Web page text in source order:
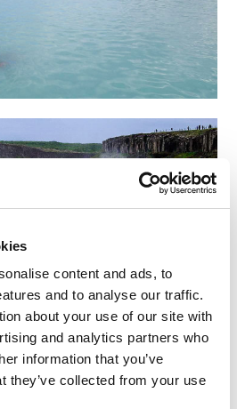
content and ads, to
and to analyse our traffic.
about your use of our site with
and analytics partners who
information that you’ve
they’ve collected from your use
bella terra d’Islanda